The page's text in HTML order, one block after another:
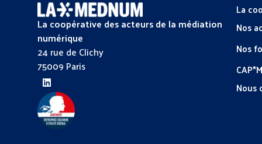
La coopérative des acteurs de la médiation
numérique
24 rue de Clichy
75009 Paris
La
Nos
Nos
Nous